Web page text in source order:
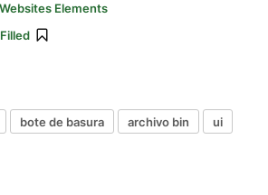
Websites Elements
bote de basura archivo bin ui